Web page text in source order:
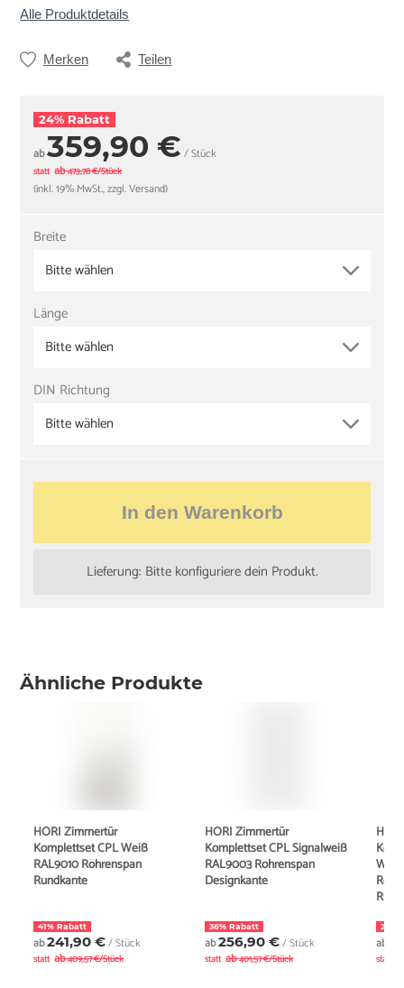
Alle Produktdetails
Merken Teilen
24% Rabatt
ab359,90 € / Stück
statt ab473,78 €/Stück
(inkl. 19% MwSt., zzgl. Versand)
Breite
Bitte wählen
Länge
Bitte wählen
DIN Richtung
Bitte wählen
In den Warenkorb
Lieferung: Bitte konfiguriere dein Produkt.
Ähnliche Produkte
HORI Zimmertür
Komplettset CPL Weiß
RAL9010 Röhrenspan
Rundkante
41% Rabatt
ab241,90 €/ Stück
statt ab409,57 €/Stück
HORI Zimmertür
Komplettset CPL Signalweiß
RAL9003 Röhrenspan
Designkante
36% Rabatt
ab256,90 €/ Stück
statt ab401,57 €/Stück
24%
ab
statt